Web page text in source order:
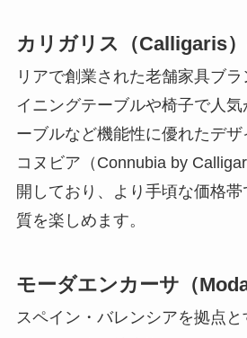
カリガリス（Calligaris）
リアで創業された老舗家具ブ
イニングテーブルや椅子で人
ーブルなど機能性に優れたデザ
コヌビア（Connubia by
開しており、より手頃な価格
質を楽しめます。
モーダエンカーサ（Moda
スペイン・バレンシアを拠点